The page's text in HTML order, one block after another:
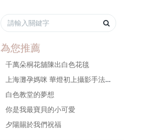
為您推薦
千萬朵桐花舖陳出白色花毯
上海灘孕媽咪 華燈初上攝影手法 讓人耳目一新
白色教堂的夢想
你是我最寶貝的小可愛
夕陽賜於我們祝福